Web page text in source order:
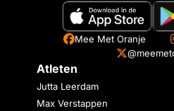
Mee Met Oranje
Atleten
Jutta Leerdam
Max Verstappen